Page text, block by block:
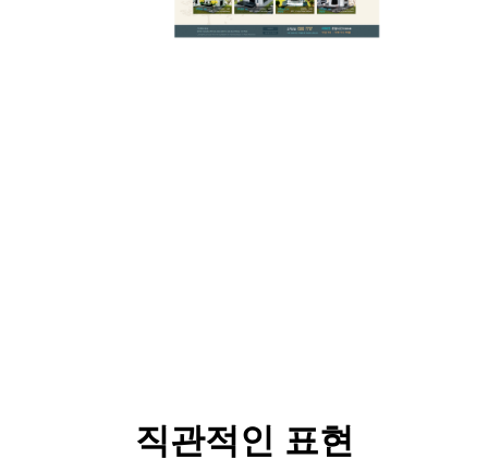
직관적인 표현